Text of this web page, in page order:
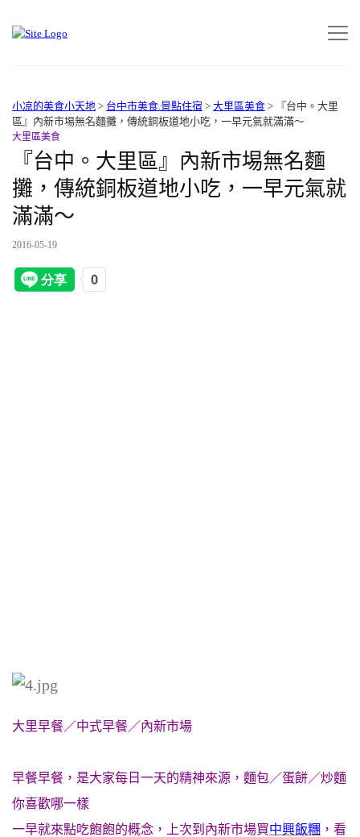
小凉的美食小天地 > 台中市美食.景點住宿 > 大里區美食 >
『台中。大里
區』內新市埸無名麵攤，傳統銅板道地小吃，一早元氣就滿滿～
大里區美食
『台中。大里區』內新市埸無名麵
攤，傳統銅板道地小吃，一早元氣就
滿滿～
2016-05-19
大里早餐／中式早餐／內新市場
早餐早餐，是大家每日一天的精神來源，麵包／蛋餅／炒麵
你喜歡哪一樣
一早就來點吃飽飽的概念，上次到內新市場買中興飯糰 ，看